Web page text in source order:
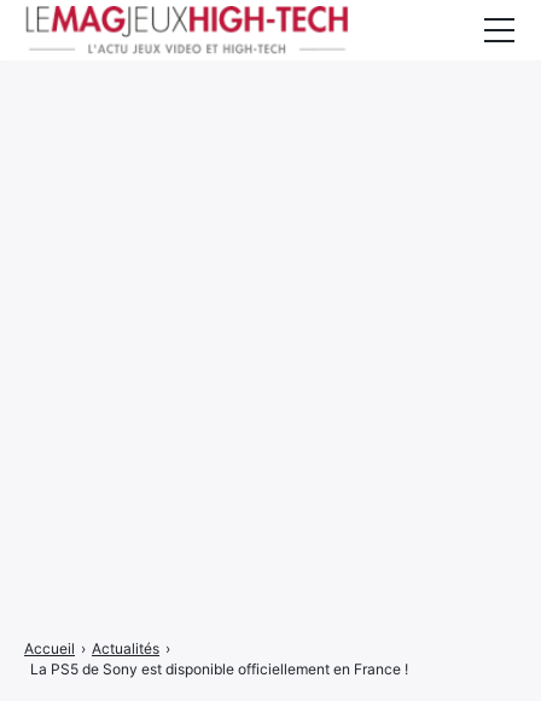
Accueil › Actualités ›
La PS5 de Sony est disponible officiellement en France !